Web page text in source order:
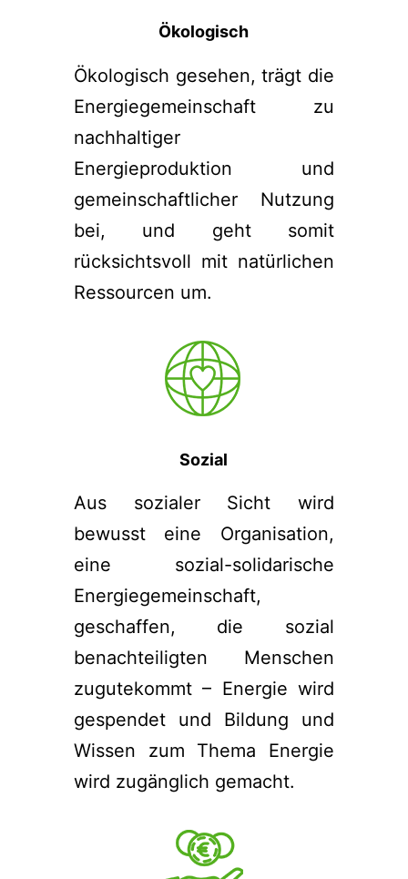
Ökologisch
Ökologisch gesehen, trägt die
Energiegemeinschaft zu
nachhaltiger
Energieproduktion und
gemeinschaftlicher Nutzung
bei, und geht somit
rücksichtsvoll mit natürlichen
Ressourcen um.
Sozial
Aus sozialer Sicht wird
bewusst eine Organisation,
eine sozial-solidarische
Energiegemeinschaft,
geschaffen, die sozial
benachteiligten Menschen
zugutekommt – Energie wird
gespendet und Bildung und
Wissen zum Thema Energie
wird zugänglich gemacht.